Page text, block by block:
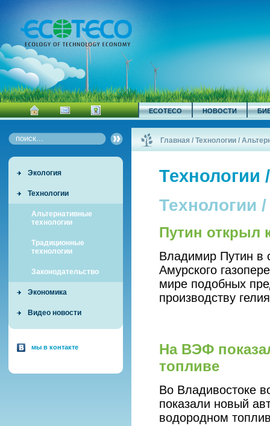
ECOTECO НОВОСТИ
Экология
Технологии
Альтернативные
технологии
Традиционные
технологии
Законодательство
Экономика
Видео новости
мы в контакте
Главная /Технологии /
Технологии
Технологии
Путин открыл
Владимир Путин в
Амурского
мире подобных
производству
На ВЭФ
топливе
Во Владивостоке
показали новый
водородном